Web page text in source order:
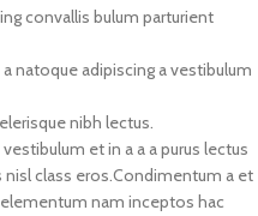
convallis bulum parturient
natoque adipiscing a vestibulum
nibh lectus.
et in a a a purus lectus
class eros.Condimentum a et
nam inceptos hac